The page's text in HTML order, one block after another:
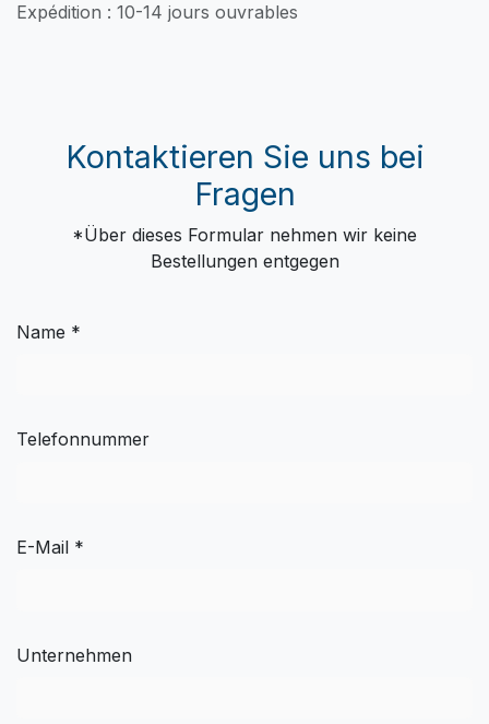
Expédition : 10-14 jours ouvrables
Kontaktieren Sie uns bei
Fragen
*Über dieses Formular nehmen wir keine
Bestellungen entgegen
Name *
Telefonnummer
E-Mail *
Unternehmen